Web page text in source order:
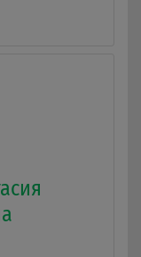
боли
патологиях